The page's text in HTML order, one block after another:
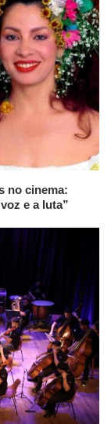
no cinema:
e a luta”